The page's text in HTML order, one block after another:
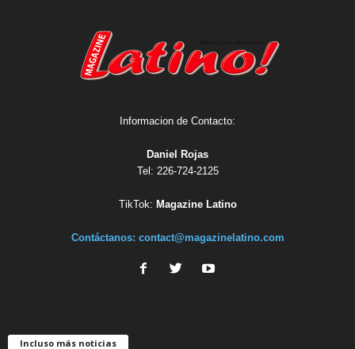
Informacion de Contacto:
Daniel Rojas
Tel: 226-724-2125
TikTok: Magazine Latino
Contáctanos: contact@magazinelatino.com
Incluso más noticias